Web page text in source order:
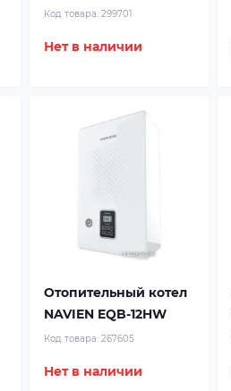
Код товара: 299701
Нет в наличии
Отопительный котел
NAVIEN EQB-12HW
Код товара: 267605
Нет в наличии